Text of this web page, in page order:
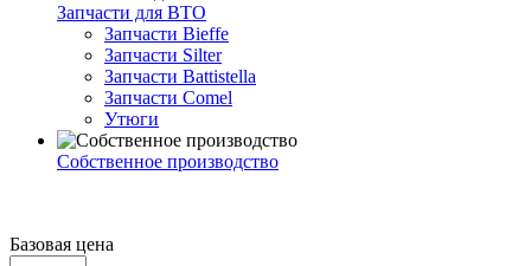
Запчасти для ВТО
Запчасти Bieffe
Запчасти Silter
Запчасти Battistella
Запчасти Comel
Утюги
Собственное производство
Базовая цена